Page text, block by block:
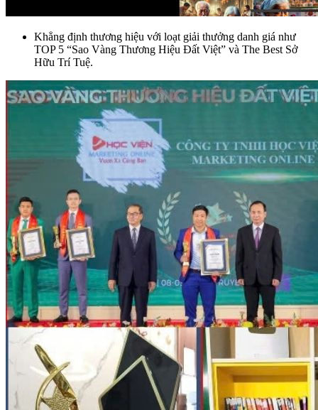
Khẳng định thương hiệu với loạt giải thưởng danh giá như
TOP 5 “Sao Vàng Thương Hiệu Đất Việt” và The Best Sở
Hữu Trí Tuệ.